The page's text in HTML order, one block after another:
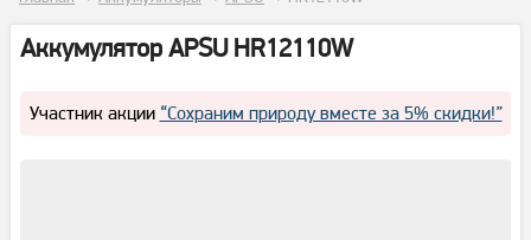
Аккумулятор APSU HR12110W
Участник акции “Сохраним природу вместе за 5% скидки!”